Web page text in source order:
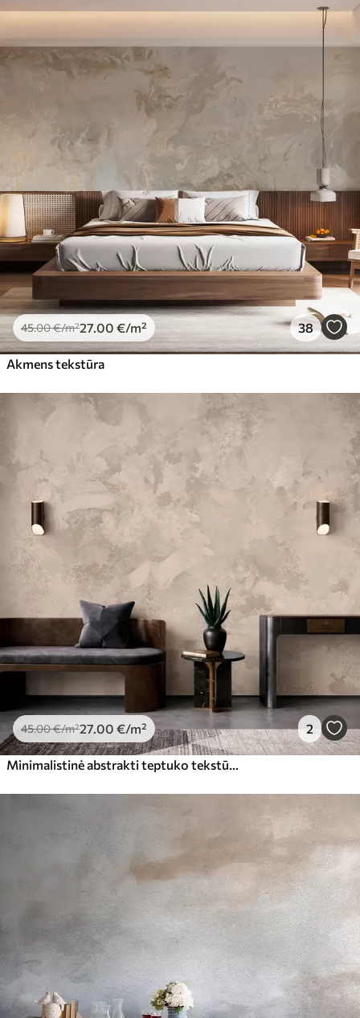
Standartas
Premiumas
€
Premium vinilas
65.0039.00€/m²
Peel and Stick
81
45.00€/m²27.00 €/m² 38
Akmens tekstūra
45.00€/m²27.00 €/m² 2
Minimalistinė abstrakti teptuko tekstūra smėlio atspalviais